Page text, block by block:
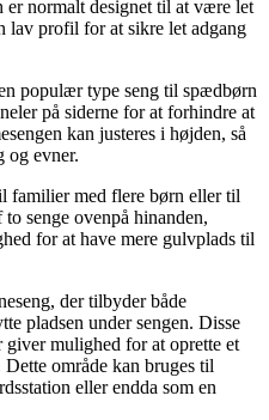
normalt designet til at være let
lav profil for at sikre let adgang
populær type seng til spædbørn
på siderne for at forhindre at
kan justeres i højden, så
og evner.
familier med flere børn eller til
senge ovenpå hinanden,
for at have mere gulvplads til
der tilbyder både
pladsen under sengen. Disse
mulighed for at oprette et
Dette område kan bruges til
eller endda som en